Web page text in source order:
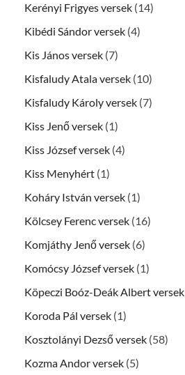
Kerényi Frigyes versek (14)
Kibédi Sándor versek (4)
Kis János versek (7)
Kisfaludy Atala versek (10)
Kisfaludy Károly versek (7)
Kiss Jenő versek (1)
Kiss József versek (4)
Kiss Menyhért (1)
Koháry István versek (1)
Kölcsey Ferenc versek (16)
Komjáthy Jenő versek (6)
Komócsy József versek (1)
Köpeczi Boóz-Deák Albert versek
Koroda Pál versek (1)
Kosztolányi Dezső versek (58)
Kozma Andor versek (5)